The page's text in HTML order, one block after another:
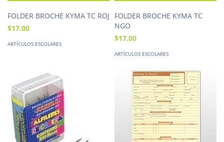
FOLDER BROCHE KYMA TC ROJ
$17.00
ARTÍCULOS ESCOLARES
FOLDER BROCHE KYMA TC
NGO
$17.00
ARTÍCULOS ESCOLARES